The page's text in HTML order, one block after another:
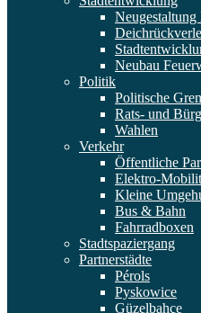
Neubau
Politik
Politische
Rats- und
Wahlen
Verkehr
Öffentliche
Elektro-
Kleine
Bus & Bahn
Fahrradboxen
Stadtspaziergang
Partnerstädte
Pérols
Pyskowice
Güzelbahçe